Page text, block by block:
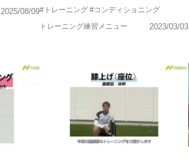
2025/08/09#トレーニング #コンディショニング
トレーニング練習メニュー
2023/03/03